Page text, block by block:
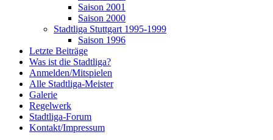
Saison 2001
Saison 2000
Stadtliga Stuttgart 1995-1999
Saison 1996
Letzte Beiträge
Was ist die Stadtliga?
Anmelden/Mitspielen
Alle Stadtliga-Meister
Galerie
Regelwerk
Stadtliga-Forum
Kontakt/Impressum